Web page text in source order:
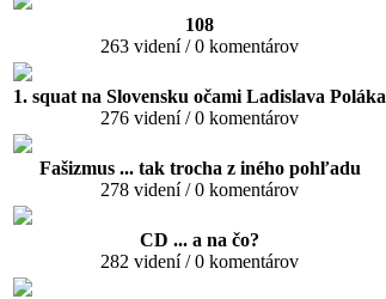
108
263 videní / 0 komentárov
1. squat na Slovensku očami Ladislava Poláka
276 videní / 0 komentárov
Fašizmus ... tak trocha z iného pohľadu
278 videní / 0 komentárov
CD ... a na čo?
282 videní / 0 komentárov